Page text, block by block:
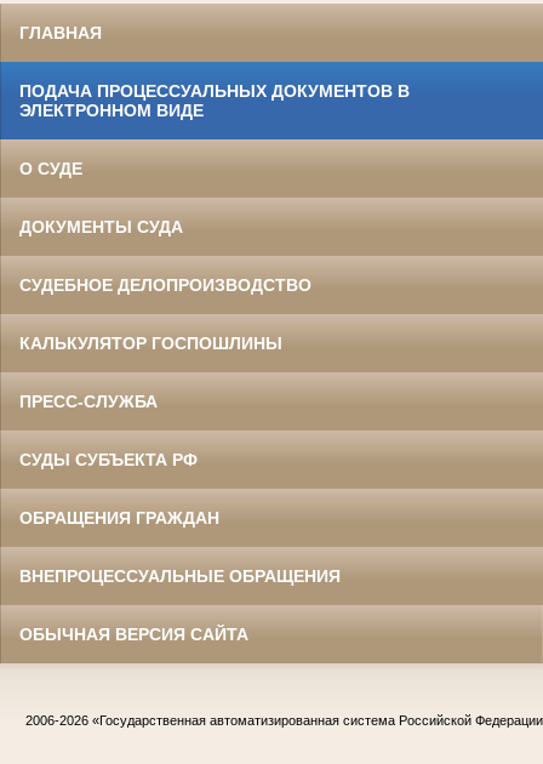
ГЛАВНАЯ
ПОДАЧА ПРОЦЕССУАЛЬНЫХ ДОКУМЕНТОВ В
ЭЛЕКТРОННОМ ВИДЕ
О СУДЕ
ДОКУМЕНТЫ СУДА
СУДЕБНОЕ ДЕЛОПРОИЗВОДСТВО
КАЛЬКУЛЯТОР ГОСПОШЛИНЫ
ПРЕСС-СЛУЖБА
СУДЫ СУБЪЕКТА РФ
ОБРАЩЕНИЯ ГРАЖДАН
ВНЕПРОЦЕССУАЛЬНЫЕ ОБРАЩЕНИЯ
ОБЫЧНАЯ ВЕРСИЯ САЙТА
2006-2026 «Государственная автоматизированная система Российской